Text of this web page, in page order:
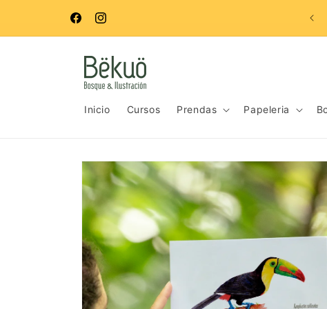
directamente
FacebookInstagram
Inicio Cursos Prendas Papeleria
directamente
a la
información
del producto